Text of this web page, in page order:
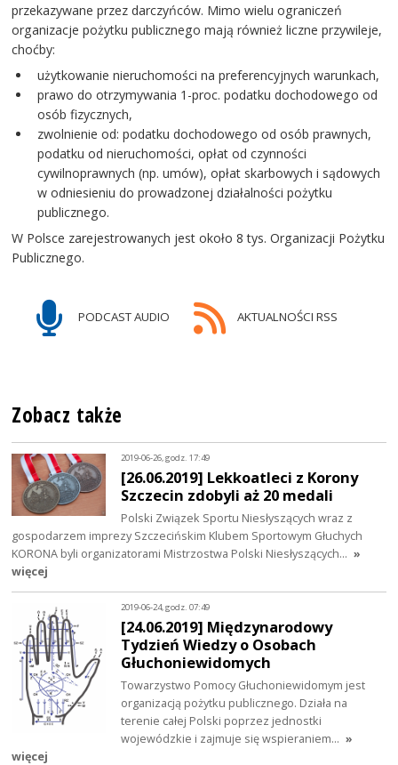
przekazywane przez darczyńców. Mimo wielu ograniczeń
organizacje pożytku publicznego mają również liczne przywileje,
choćby:
użytkowanie nieruchomości na preferencyjnych warunkach,
prawo do otrzymywania 1-proc. podatku dochodowego od
osób fizycznych,
zwolnienie od: podatku dochodowego od osób prawnych,
podatku od nieruchomości, opłat od czynności
cywilnoprawnych (np. umów), opłat skarbowych i sądowych
w odniesieniu do prowadzonej działalności pożytku
publicznego.
W Polsce zarejestrowanych jest około 8 tys. Organizacji Pożytku
Publicznego.
PODCAST AUDIO AKTUALNOŚCI RSS
Zobacz także
2019-06-26, godz. 17:49
[26.06.2019] Lekkoatleci z Korony
Szczecin zdobyli aż 20 medali
Polski Związek Sportu Niesłyszących wraz z
gospodarzem imprezy Szczecińskim Klubem Sportowym Głuchych
KORONA byli organizatorami Mistrzostwa Polski Niesłyszących… »
więcej
2019-06-24, godz. 07:49
[24.06.2019] Międzynarodowy
Tydzień Wiedzy o Osobach
Głuchoniewidomych
Towarzystwo Pomocy Głuchoniewidomym jest
organizacją pożytku publicznego. Działa na
terenie całej Polski poprzez jednostki
wojewódzkie i zajmuje się wspieraniem… »
więcej